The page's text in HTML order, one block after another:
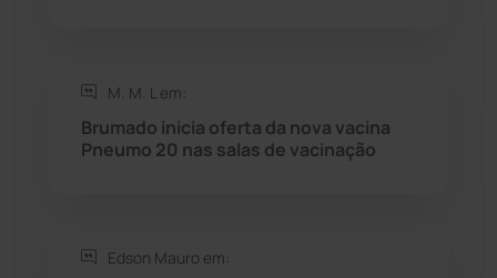
Sudoeste Baiano
Tanhaçu
M. M. L em:
Brumado inicia oferta da nova vacina
Pneumo 20 nas salas de vacinação
Edson Mauro em: